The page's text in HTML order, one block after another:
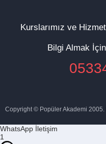
Kurslarımız ve
Bilgi Almak İçin
Copyright © Popüler Akademi 2005.
WhatsApp İletişim
1